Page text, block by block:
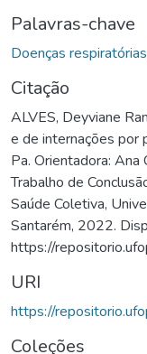
Palavras-chave
Doenças respiratórias
Citação
ALVES, Deyviane
e de internações por
Pa. Orientadora:
Trabalho de
Saúde Coletiva,
Santarém, 2022.
https://
URI
https://
Coleções